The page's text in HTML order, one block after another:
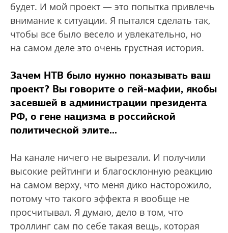
будет. И мой проект — это попытка привлечь
внимание к ситуации. Я пытался сделать так,
чтобы все было весело и увлекательно, но
на самом деле это очень грустная история.
Зачем НТВ было нужно показывать ваш
проект? Вы говорите о гей-мафии, якобы
засевшей в администрации президента
РФ, о гене нацизма в российской
политической элите...
На канале ничего не вырезали. И получили
высокие рейтинги и благосклонную реакцию
на самом верху, что меня дико насторожило,
потому что такого эффекта я вообще не
просчитывал. Я думаю, дело в том, что
троллинг сам по себе такая вещь, которая